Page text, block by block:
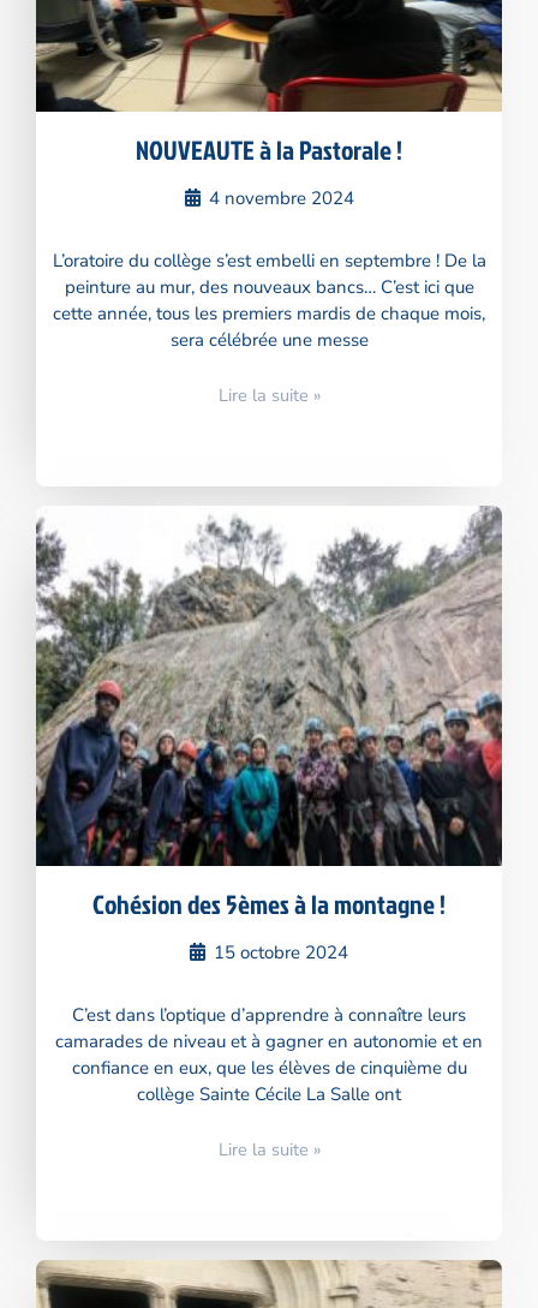
NOUVEAUTE à la Pastorale !
4 novembre 2024
L’oratoire du collège s’est embelli en septembre ! De la
peinture au mur, des nouveaux bancs… C’est ici que
cette année, tous les premiers mardis de chaque mois,
sera célébrée une messe
Lire la suite »
Cohésion des 5èmes à la montagne !
15 octobre 2024
C’est dans l’optique d’apprendre à connaître leurs
camarades de niveau et à gagner en autonomie et en
confiance en eux, que les élèves de cinquième du
collège Sainte Cécile La Salle ont
Lire la suite »